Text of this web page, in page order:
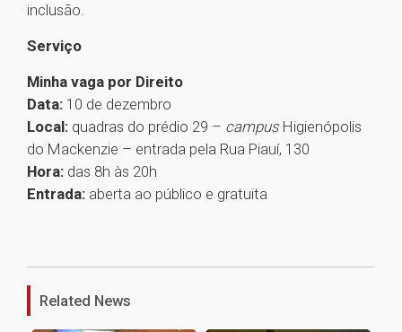
inclusão.
Serviço
Minha vaga por Direito
Data: 10 de dezembro
Local: quadras do prédio 29 – campus Higienópolis
do Mackenzie – entrada pela Rua Piauí, 130
Hora: das 8h às 20h
Entrada: aberta ao público e gratuita
Related News